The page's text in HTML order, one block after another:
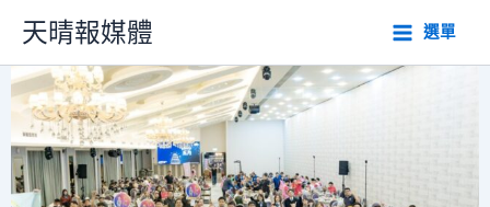
主
容
天晴報媒體 選單